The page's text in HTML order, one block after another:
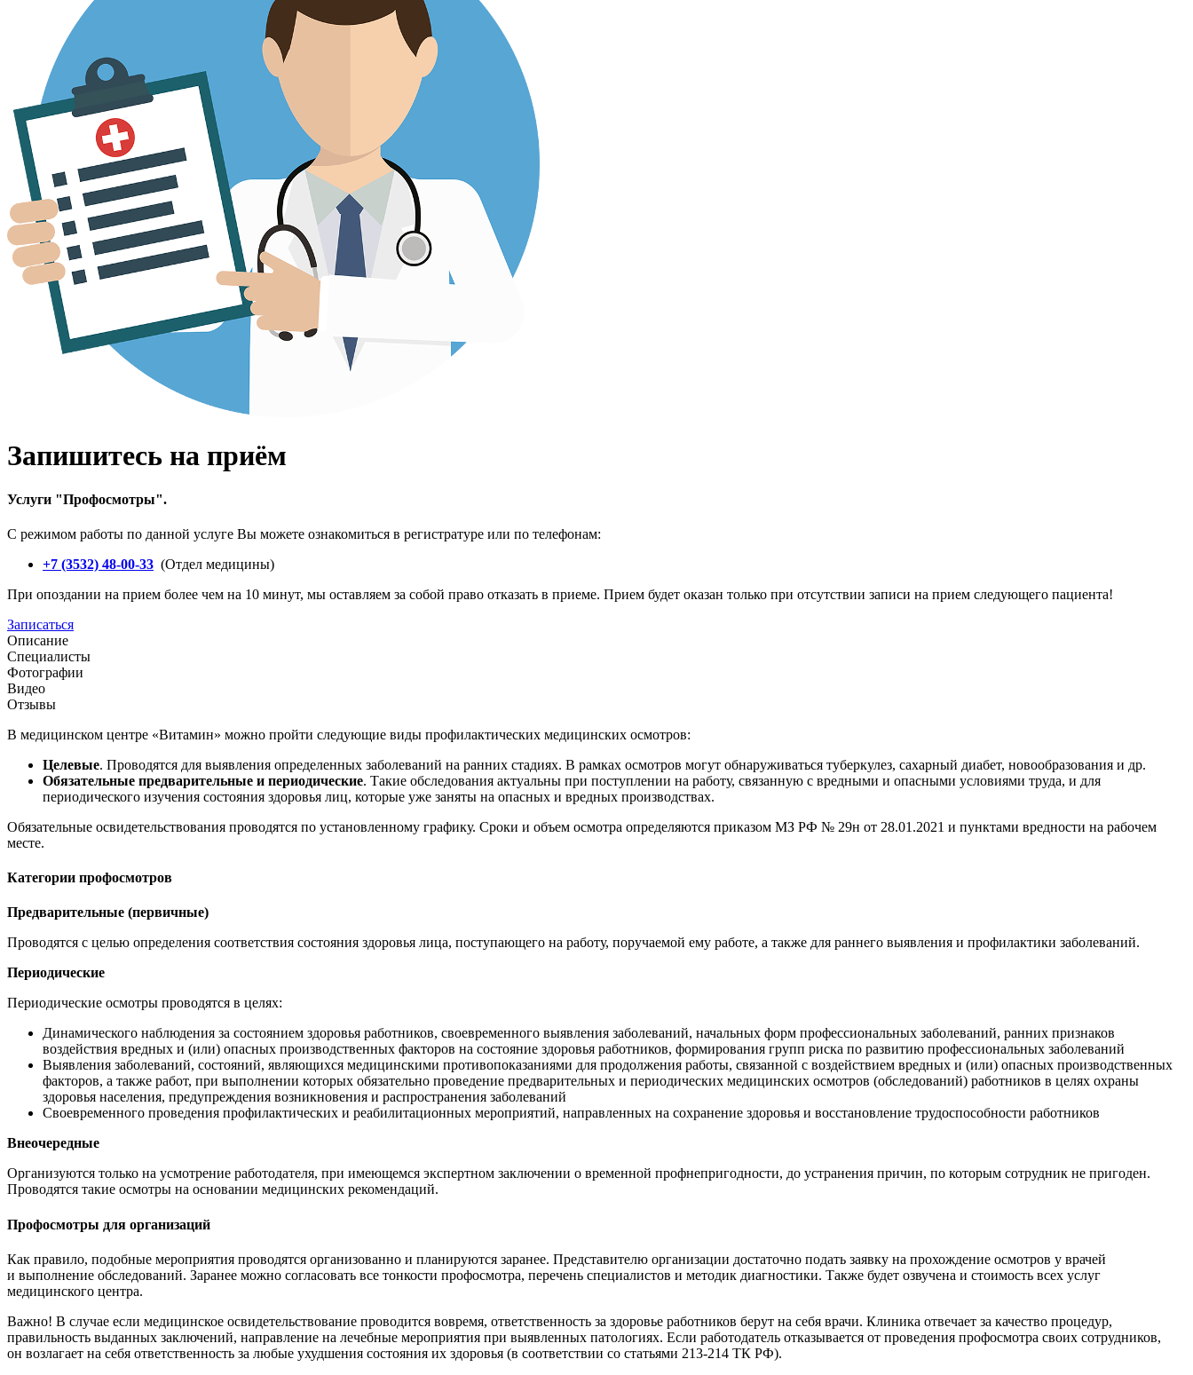
Запишитесь на приём
Услуги "Профосмотры".
С режимом работы по данной услуге Вы можете ознакомиться в регистратуре или по телефонам:
+7 (3532) 48-00-33 (Отдел медицины)
При опоздании на прием более чем на 10 минут, мы оставляем за собой право отказать в приеме. Прием будет оказан только при отсутствии записи на прием следующего пациента!
Записаться
Описание
Специалисты
Фотографии
Видео
Отзывы
В медицинском центре «Витамин» можно пройти следующие виды профилактических медицинских осмотров:
Целевые. Проводятся для выявления определенных заболеваний на ранних стадиях. В рамках осмотров могут обнаруживаться туберкулез, сахарный диабет, новообразования и др.
Обязательные предварительные и периодические. Такие обследования актуальны при поступлении на работу, связанную с вредными и опасными условиями труда, и для
периодического изучения состояния здоровья лиц, которые уже заняты на опасных и вредных производствах.
Обязательные освидетельствования проводятся по установленному графику. Сроки и объем осмотра определяются приказом МЗ РФ № 29н от 28.01.2021 и пунктами вредности на рабочем
месте.
Категории профосмотров
Предварительные (первичные)
Проводятся с целью определения соответствия состояния здоровья лица, поступающего на работу, поручаемой ему работе, а также для раннего выявления и профилактики заболеваний.
Периодические
Периодические осмотры проводятся в целях:
Динамического наблюдения за состоянием здоровья работников, своевременного выявления заболеваний, начальных форм профессиональных заболеваний, ранних признаков
воздействия вредных и (или) опасных производственных факторов на состояние здоровья работников, формирования групп риска по развитию профессиональных заболеваний
Выявления заболеваний, состояний, являющихся медицинскими противопоказаниями для продолжения работы, связанной с воздействием вредных и (или) опасных производственных
факторов, а также работ, при выполнении которых обязательно проведение предварительных и периодических медицинских осмотров (обследований) работников в целях охраны
здоровья населения, предупреждения возникновения и распространения заболеваний
Своевременного проведения профилактических и реабилитационных мероприятий, направленных на сохранение здоровья и восстановление трудоспособности работников
Внеочередные
Организуются только на усмотрение работодателя, при имеющемся экспертном заключении о временной профнепригодности, до устранения причин, по которым сотрудник не пригоден.
Проводятся такие осмотры на основании медицинских рекомендаций.
Профосмотры для организаций
Как правило, подобные мероприятия проводятся организованно и планируются заранее. Представителю организации достаточно подать заявку на прохождение осмотров у врачей
и выполнение обследований. Заранее можно согласовать все тонкости профосмотра, перечень специалистов и методик диагностики. Также будет озвучена и стоимость всех услуг
медицинского центра.
Важно! В случае если медицинское освидетельствование проводится вовремя, ответственность за здоровье работников берут на себя врачи. Клиника отвечает за качество процедур,
правильность выданных заключений, направление на лечебные мероприятия при выявленных патологиях. Если работодатель отказывается от проведения профосмотра своих сотрудников,
он возлагает на себя ответственность за любые ухудшения состояния их здоровья (в соответствии со статьями 213‑214 ТК РФ).